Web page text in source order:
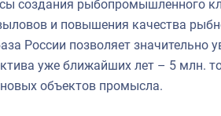
создания рыбопромышленного
и повышения качества
России позволяет значительно
уже ближайших лет – 5 млн.
объектов промысла.